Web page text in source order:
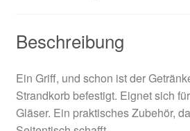
Beschreibung
Ein Griff, und schon ist der
Strandkorb befestigt. Eignet sich
Gläser. Ein praktisches Zubehör,